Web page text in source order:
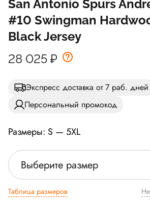
San Antonio Spurs
#10 Swingman
Black Jersey
28 025 ₽
Экспресс доставка от 7 раб. дней
Персональный промокод
Размеры: S — 5XL
Выберите размер
Таблица размеров